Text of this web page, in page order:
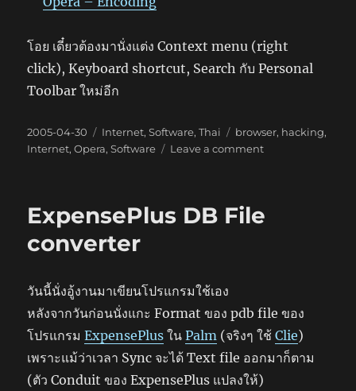
โอย เดี๋ยวต้องมานั่งแต่ง Context menu (right
click), Keyboard shortcut, Search กับ Personal
Toolbar ใหม่อีก
Posted
on
2005-04-30 Categories
Internet,Software,Thai Tags
browser, hacking,
Internet,Opera,Software Leave a commenton
ExpensePlus DB File
converter
วันนี้นั่งอู้งานมาเขียนโปรแกรมใช้เอง
หลังจากวันก่อนนั่งแกะ Format ของ pdb file ของ
โปรแกรมExpensePlus ในPalm (จริงๆ ใช้Clie)
เพราะแม้ว่าเวลา Sync จะได้ Text file ออกมาก็ตาม
(ตัว Conduit ของ ExpensePlus แปลงให้)